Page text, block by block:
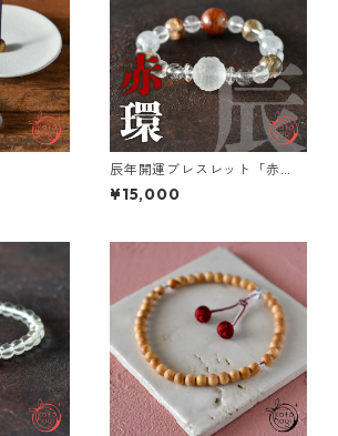
辰年開運ブレスレット「赤
環」正財運上昇 お守り ブレス
レット
¥15,000